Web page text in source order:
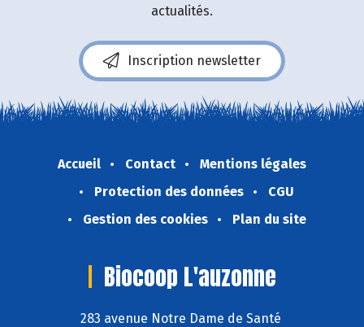
actualités.
Inscription newsletter
Accueil Contact
Mentions légales
Protection des données
CGU
Gestion des cookies
Plan du site
Biocoop L'auzonne
283 avenue Notre Dame de Santé